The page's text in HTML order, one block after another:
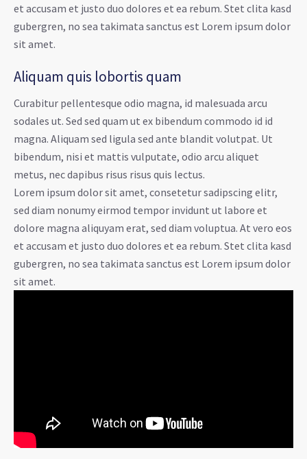
et accusam et justo duo dolores et ea rebum. Stet clita kasd
gubergren, no sea takimata sanctus est Lorem ipsum dolor
sit amet.
Aliquam quis lobortis quam
Curabitur pellentesque odio magna, id malesuada arcu
sodales ut. Sed sed quam ut ex bibendum commodo id id
magna. Aliquam sed ligula sed ante blandit volutpat. Ut
bibendum, nisi et mattis vulputate, odio arcu aliquet
metus, nec dapibus risus risus quis lectus.
Lorem ipsum dolor sit amet, consetetur sadipscing elitr,
sed diam nonumy eirmod tempor invidunt ut labore et
dolore magna aliquyam erat, sed diam voluptua. At vero eos
et accusam et justo duo dolores et ea rebum. Stet clita kasd
gubergren, no sea takimata sanctus est Lorem ipsum dolor
sit amet.